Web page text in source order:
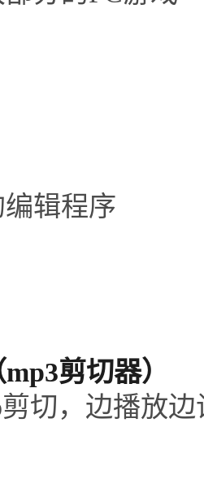
辑程序
剪切器）
切，边播放